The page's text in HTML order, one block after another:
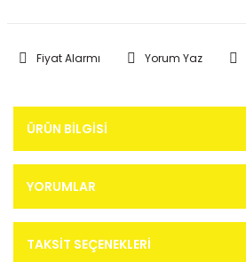
Fiyat Alarmı Yorum Yaz
ÜRÜN BILGISI
YORUMLAR
TAKSIT SEÇENEKLERI